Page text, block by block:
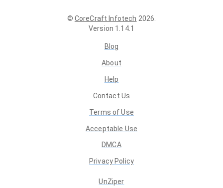
© CoreCraft Infotech 2026
Version 1.14.1
Blog
About
Help
Contact Us
Terms of Use
Acceptable Use
DMCA
Privacy Policy
UnZiper